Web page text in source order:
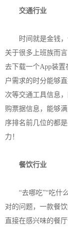
交通行业
时间就是金钱，
关于很多上班族而
去下载一个App装
户需求的时分能够
次等交通工具信息
购票据信息，能够
序排名前几位的都
力！
餐饮行业
“去哪吃”“吃什么
对的问题，一款餐
直接在感兴味的餐